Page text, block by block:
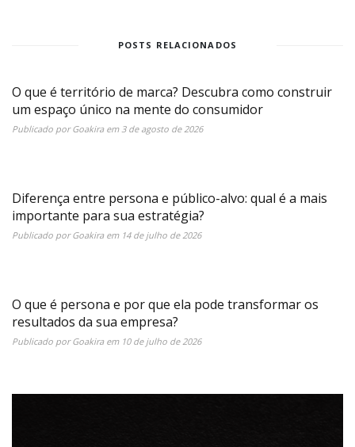
POSTS RELACIONADOS
O que é território de marca? Descubra como construir
um espaço único na mente do consumidor
Publicado porGoakiraem3 de agosto de 2026
Diferença entre persona e público-alvo: qual é a mais
importante para sua estratégia?
Publicado porGoakiraem 14 de julho de 2026
O que é persona e por que ela pode transformar os
resultados da sua empresa?
Publicado porGoakiraem 10 de julho de 2026